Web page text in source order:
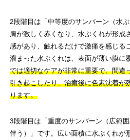
2段階目は「中等度のサンバーン（水
膚が激しく赤くなり、水ぶくれが形成
感があり、触れるだけで激痛を感じる
溜まった水ぶくれは、表面が薄い膜に
では適切なケアが非常に重要で、間違
引き起こしたり、治癒後に色素沈着が
ります。
3段階目は「重度のサンバーン（広範
伴う）」です。広い面積に水ぶくれが